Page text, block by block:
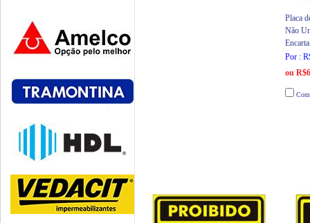
Placa
Não
Por :
ou